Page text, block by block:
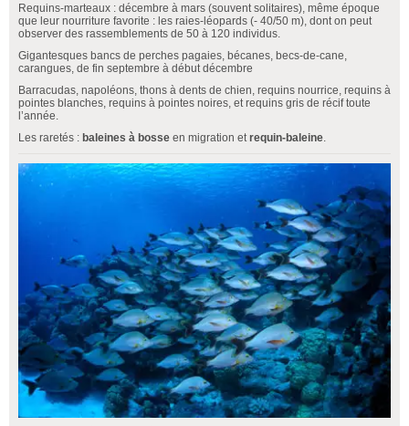
Requins-marteaux : décembre à mars (souvent solitaires), même époque
que leur nourriture favorite : les raies-léopards (- 40/50 m), dont on peut
observer des rassemblements de 50 à 120 individus.
Gigantesques bancs de perches pagaies, bécanes, becs-de-cane,
carangues, de fin septembre à début décembre
Barracudas, napoléons, thons à dents de chien, requins nourrice, requins à
pointes blanches, requins à pointes noires, et requins gris de récif toute
l’année.
Les raretés : baleines à bosse en migration et requin-baleine